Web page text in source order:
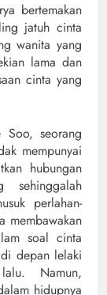
bertemakan
jatuh cinta
wanita yang
lama dan
cinta yang
Soo, seorang
mempunyai
hubungan
sehinggalah
perlahan-
membawakan
soal cinta
depan lelaki
Namun,
hidupnya